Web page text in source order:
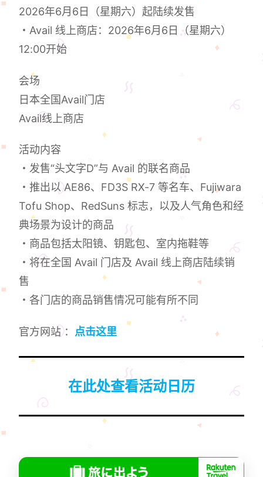
2026年6月6日（星期六）起陆续发售
・Avail 线上商店：2026年6月6日（星期六）
12:00开始
会场
日本全国Avail门店
Avail线上商店
活动内容
・发售“头文字D”与 Avail 的联名商品
・推出以 AE86、FD3S RX-7 等名车、Fujiwara
Tofu Shop、RedSuns 标志，以及人气角色和经
典场景为设计的商品
・商品包括太阳镜、钥匙包、室内拖鞋等
・将在全国 Avail 门店及 Avail 线上商店陆续销
售
・各门店的商品销售情况可能有所不同
官方网站 ： 点击这里
在此处查看活动日历